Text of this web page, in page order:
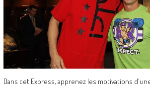
Dans cet Express, apprenez les motivations